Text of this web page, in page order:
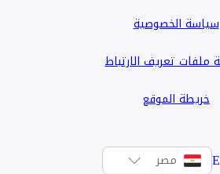
سياسة الخصوصية
ملفات تعريف الارتباط
خريطة الموقع
مصر